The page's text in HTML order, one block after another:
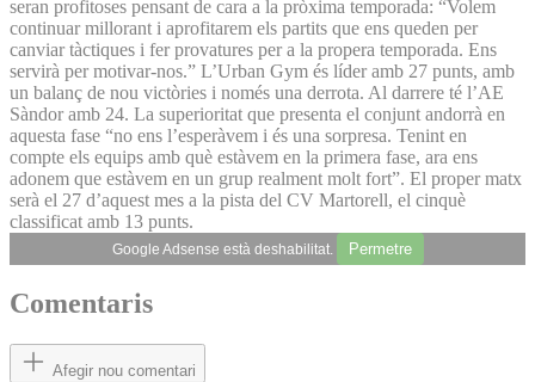
seran profitoses pensant de cara a la pròxima temporada: “Volem
continuar millorant i aprofitarem els partits que ens queden per
canviar tàctiques i fer provatures per a la propera temporada. Ens
servirà per motivar-nos.” L’Urban Gym és líder amb 27 punts, amb
un balanç de nou victòries i només una derrota. Al darrere té l’AE
Sàndor amb 24. La superioritat que presenta el conjunt andorrà en
aquesta fase “no ens l’esperàvem i és una sorpresa. Tenint en
compte els equips amb què estàvem en la primera fase, ara ens
adonem que estàvem en un grup realment molt fort”. El proper matx
serà el 27 d’aquest mes a la pista del CV Martorell, el cinquè
classificat amb 13 punts.
Google Adsense està deshabilitat. Permetre
Comentaris
Afegir nou comentari